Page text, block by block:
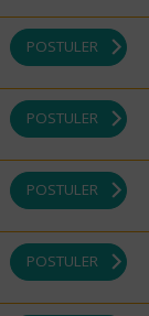
POSTULER
POSTULER
POSTULER
POSTULER